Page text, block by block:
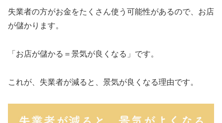
失業者の方がお金をたくさん使う可能性があるので、お店
が儲かります。
「お店が儲かる＝景気が良くなる」です。
これが、失業者が減ると、景気が良くなる理由です。